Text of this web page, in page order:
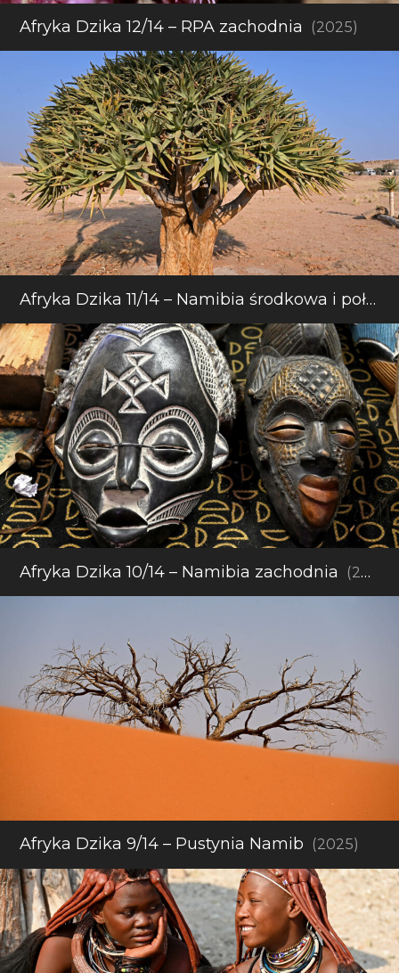
Afryka Dzika 12/14 – RPA zachodnia (2025)
Afryka Dzika 11/14 – Namibia środkowa i południowa
Afryka Dzika 10/14 – Namibia zachodnia (2025)
Afryka Dzika 9/14 – Pustynia Namib (2025)